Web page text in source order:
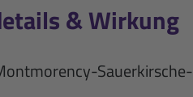
& Wirkung